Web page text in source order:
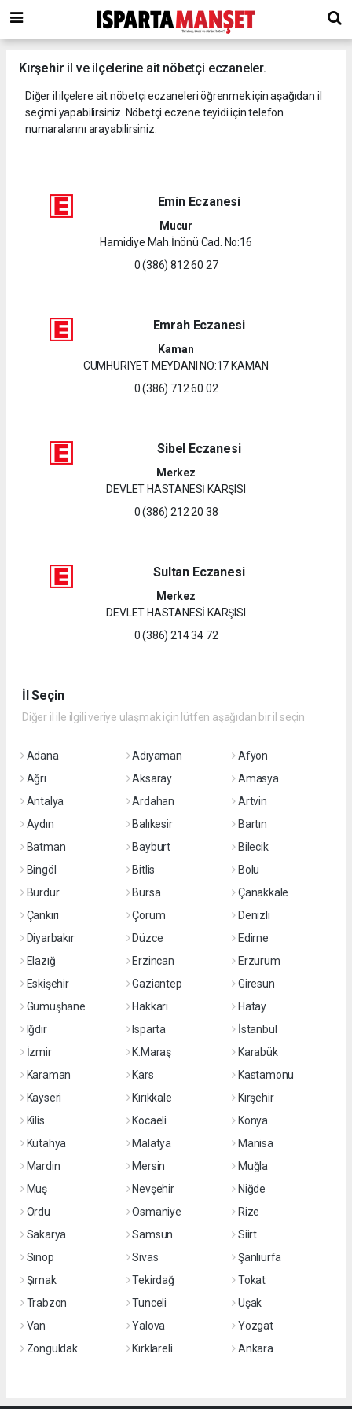
Kırşehir il ve ilçelerine ait nöbetçi eczaneler.
Diğer il ilçelere ait nöbetçi eczaneleri öğrenmek için aşağıdan il
seçimi yapabilirsiniz. Nöbetçi eczene teyidi için telefon
numaralarını arayabilirsiniz.
Emin Eczanesi
Mucur
Hamidiye Mah.İnönü Cad. No:16
0 (386) 812 60 27
Emrah Eczanesi
Kaman
CUMHURIYET MEYDANI NO:17 KAMAN
0 (386) 712 60 02
Sibel Eczanesi
Merkez
DEVLET HASTANESİ KARŞISI
0 (386) 212 20 38
Sultan Eczanesi
Merkez
DEVLET HASTANESİ KARŞISI
0 (386) 214 34 72
İl Seçin
Diğer il ile ilgili veriye ulaşmak için lütfen aşağıdan bir il seçin
Adana Adıyaman
Afyon
Ağrı
Aksaray
Amasya
Antalya
Ardahan
Artvin
Aydın
Balıkesir
Bartın
Batman
Bayburt
Bilecik
Bingöl
Bitlis
Bolu
Burdur
Bursa
Çanakkale
Çankırı
Çorum
Denizli
Diyarbakır
Düzce
Edirne
Elazığ
Erzincan
Erzurum
Eskişehir
Gaziantep
Giresun
Gümüşhane
Hakkari
Hatay
Iğdır
Isparta
İstanbul
İzmir
K.Maraş
Karabük
Karaman
Kars
Kastamonu
Kayseri
Kırıkkale
Kırşehir
Kilis
Kocaeli
Konya
Kütahya
Malatya
Manisa
Mardin
Mersin
Muğla
Muş
Nevşehir
Niğde
Ordu
Osmaniye
Rize
Sakarya
Samsun
Siirt
Sinop
Sivas
Şanlıurfa
Şırnak
Tekirdağ
Tokat
Trabzon
Tunceli
Uşak
Van
Yalova
Yozgat
Zonguldak
Kırklareli Ankara